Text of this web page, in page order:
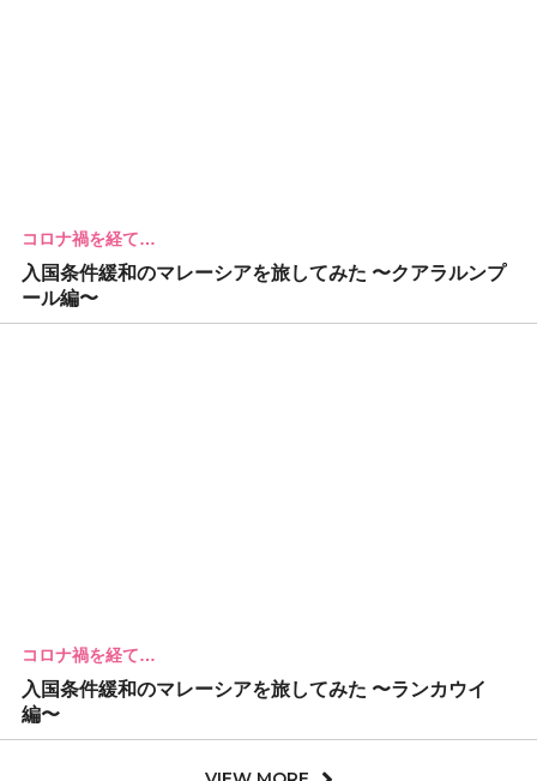
コロナ禍を経て…
入国条件緩和のマレーシアを旅してみた 〜クアラルンプ
ール編〜
コロナ禍を経て…
入国条件緩和のマレーシアを旅してみた 〜ランカウイ
編〜